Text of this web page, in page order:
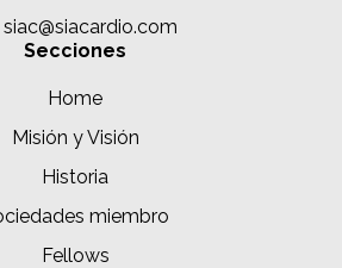
siac@siacardio.com
Secciones
Home
Misión y Visión
Historia
miembro
Fellows